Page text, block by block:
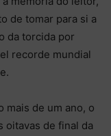
de tomar para si a
da torcida por
recorde mundial
mais de um ano, o
oitavas de final da